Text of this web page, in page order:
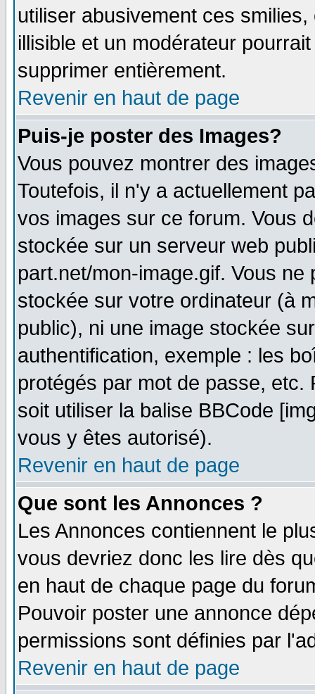
utiliser abusivement ces
illisible et un modérateur
supprimer entièrement.
Revenir en haut de page
Puis-je poster des Images?
Vous pouvez montrer des
Toutefois, il n'y a actuellement
vos images sur ce forum. Vous
stockée sur un serveur web
part.net/mon-image.gif. Vous
stockée sur votre ordinateur (à
public), ni une image stockée
authentification, exemple : les
protégés par mot de passe,
soit utiliser la balise BBCode
vous y êtes autorisé).
Revenir en haut de page
Que sont les Annonces ?
Les Annonces contiennent le
vous devriez donc les lire dès
en haut de chaque page du
Pouvoir poster une annonce
permissions sont définies par
Revenir en haut de page